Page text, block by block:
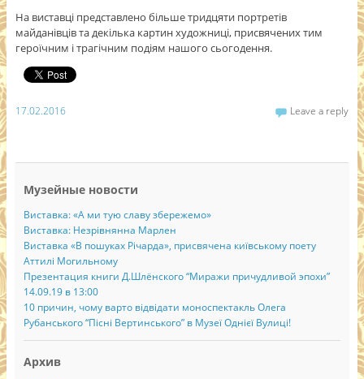
На виставці представлено більше тридцяти портретів
майданівців та декілька картин художниці, присвячених тим
героїчним і трагічним подіям нашого сьогодення.
17.02.2016 Leave a reply
Музейные новости
Виставка: «А ми тую славу збережемо»
Виставка: Незрівнянна Марлен
Виставка «В пошуках Річарда», присвячена київському поету
Аттилі Могильному
Презентация книги Д.Шлёнского “Миражи причудливой эпохи”
14.09.19 в 13:00
10 причин, чому варто відвідати моноспектакль Олега
Рубанського “Пісні Вертинського” в Музеї Однієї Вулиці!
Архив